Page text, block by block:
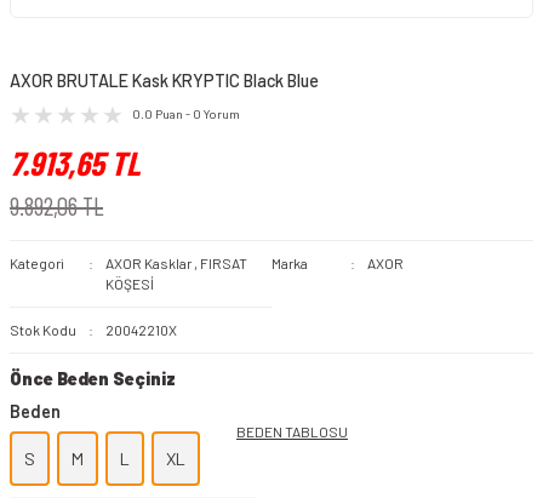
AXOR BRUTALE Kask KRYPTIC Black Blue
0.0 Puan - 0 Yorum
7.913,65 TL
9.892,06 TL
Kategori AXOR Kasklar , FIRSAT
KÖŞESİ
Marka AXOR
Stok Kodu 20042210X
Önce Beden Seçiniz
Beden
S M L XL
BEDEN TABLOSU